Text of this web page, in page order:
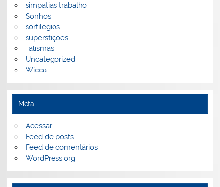
simpatias trabalho
Sonhos
sortilégios
superstições
Talismãs
Uncategorized
Wicca
Meta
Acessar
Feed de posts
Feed de comentários
WordPress.org